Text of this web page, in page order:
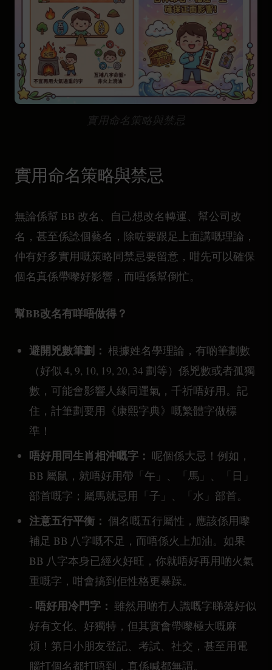
實用命名策略與禁忌
實用命名策略與禁忌
無論係幫 BB 改名、自己想改名轉運、幫公司改
名，甚至係諗個藝名，除咗要跟足上面講嘅理論，
仲有好多實用嘅策略同禁忌要留意，咁先可以確保
個名真係帶嚟好影響，而唔係幫倒忙。
幫BB改名有咩唔做得？
避開兇數筆劃： 根據姓名學理論，有啲筆劃數
（好似 4, 9, 10, 19, 20, 34 劃等）係兇數或者孤獨
數，可能會影響人緣同運氣，千祈唔好用。記
住，計筆劃要用《康熙字典》嘅繁體字做標
準！
唔好用同生肖相沖嘅字： 呢個係大忌！例如，
BB 屬鼠，就唔好用帶「午」、「馬」、「日」
部首嘅字；屬馬就忌用「子」、「水」部首。
注意五行平衡： 個名嘅五行屬性，應該係用嚟
補足 BB 八字嘅不足，而唔係火上加油。如果
BB 八字本身已經火好旺，你就唔好再用啲火氣
重嘅字，咁會搞到佢性格更暴躁。
- 唔好用冷門字： 雖然用啲冇人識嘅字睇落好似
好有文化、好獨特，但其實會帶嚟極大嘅麻
煩！第日小朋友登記、考試、社交，甚至用電
腦打個名都打唔到，真係喊都無謂。